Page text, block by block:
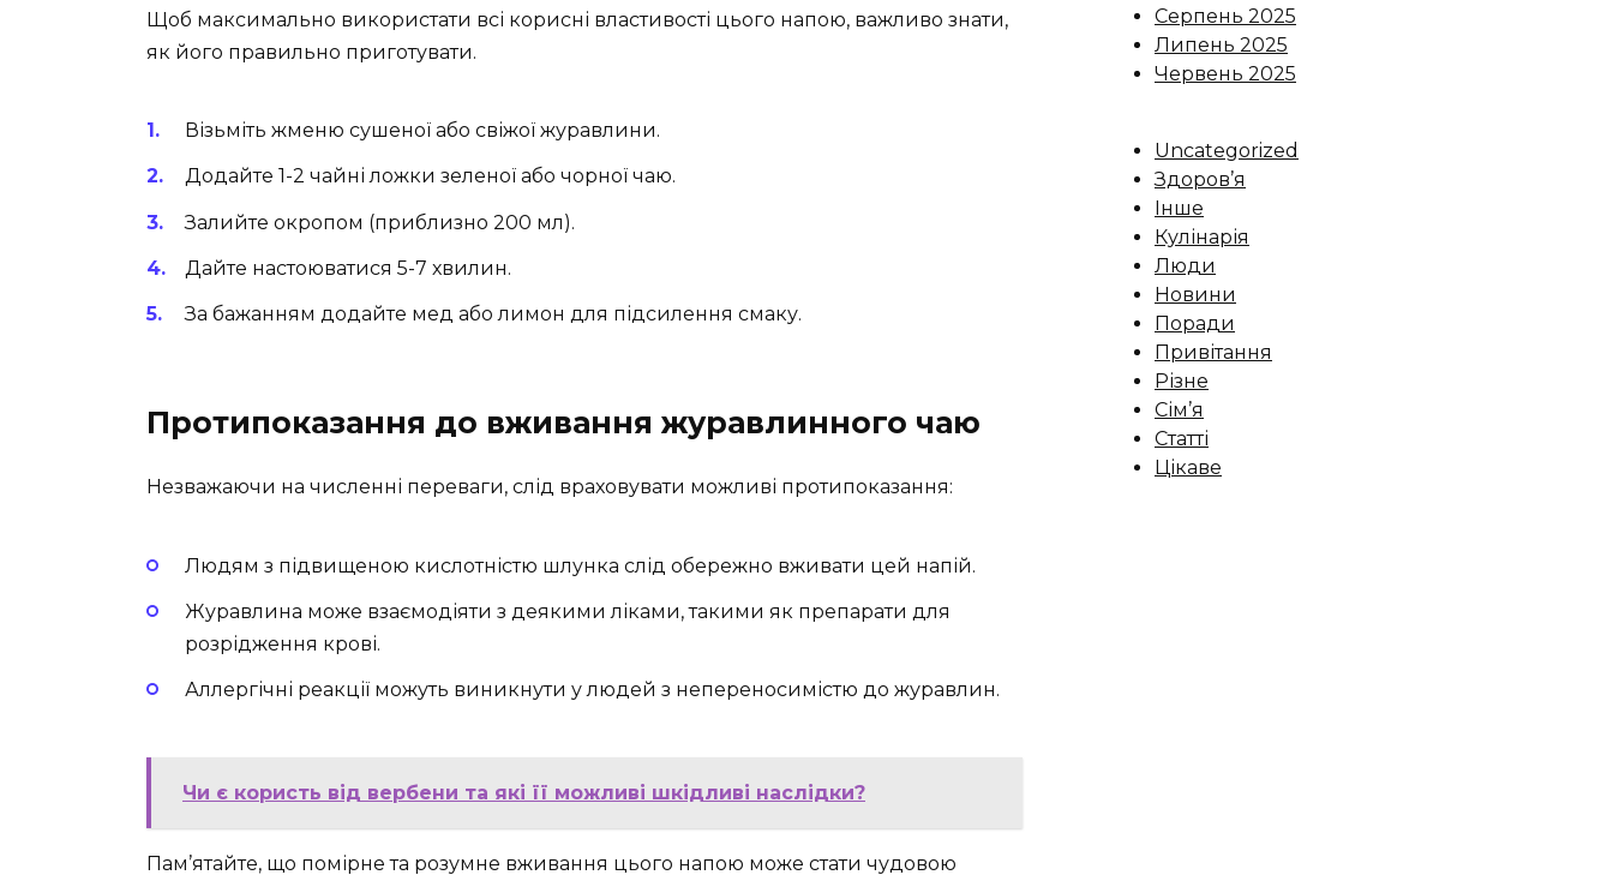
Щоб максимально використати всі корисні властивості цього напою, важливо знати,
як його правильно приготувати.
Візьміть жменю сушеної або свіжої журавлини.
Додайте 1-2 чайні ложки зеленої або чорної чаю.
Залийте окропом (приблизно 200 мл).
Дайте настоюватися 5-7 хвилин.
За бажанням додайте мед або лимон для підсилення смаку.
Протипоказання до вживання журавлинного чаю
Незважаючи на численні переваги, слід враховувати можливі протипоказання:
Людям з підвищеною кислотністю шлунка слід обережно вживати цей напій.
Журавлина може взаємодіяти з деякими ліками, такими як препарати для
розрідження крові.
Аллергічні реакції можуть виникнути у людей з непереносимістю до журавлин.
Чи є користь від вербени та які її можливі шкідливі наслідки?
Пам’ятайте, що помірне та розумне вживання цього напою може стати чудовою
Серпень 2025
Липень 2025
Червень 2025
Uncategorized
Здоров’я
Інше
Кулінарія
Люди
Новини
Поради
Привітання
Різне
Сім’я
Статті
Цікаве